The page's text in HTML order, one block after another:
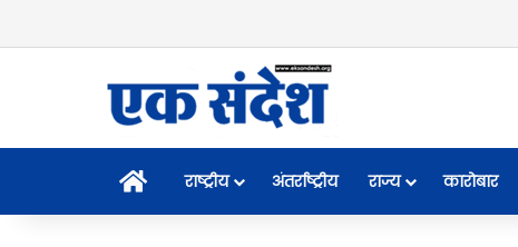
Homeराष्ट्रीय अंतर्राष्ट्रीय राज्य कारोबार